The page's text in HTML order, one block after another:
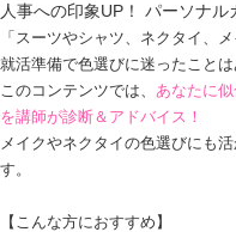
人事への印象UP！ パーソナル
「スーツやシャツ、ネクタイ、
就活準備で色選びに迷ったこと
このコンテンツでは、 あなたに
を講師が診断＆アドバイス！
メイクやネクタイの色選びにも
す。
【こんな方におすすめ】